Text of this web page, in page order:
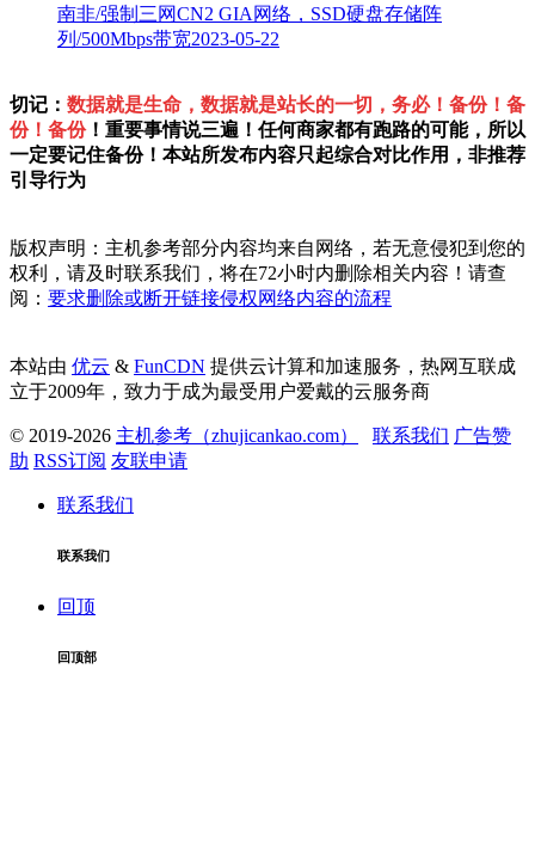
南非/强制三网CN2 GIA网络，SSD硬盘存储阵
列/500Mbps带宽2023-05-22
切记： 数据就是生命，数据就是站长的一切，务必！备份！备
份！备份！重要事情说三遍！任何商家都有跑路的可能，所以
一定要记住备份！本站所发布内容只起综合对比作用，非推荐
引导行为
版权声明：主机参考部分内容均来自网络，若无意侵犯到您的
权利，请及时联系我们，将在72小时内删除相关内容！请查
阅： 要求删除或断开链接侵权网络内容的流程
本站由 优云 & FunCDN 提供云计算和加速服务，热网互联成
立于2009年，致力于成为最受用户爱戴的云服务商
© 2019-2026 主机参考（zhujicankao.com） 联系我们 广告赞
助 RSS订阅 友联申请
联系我们
联系我们
回顶
回顶部